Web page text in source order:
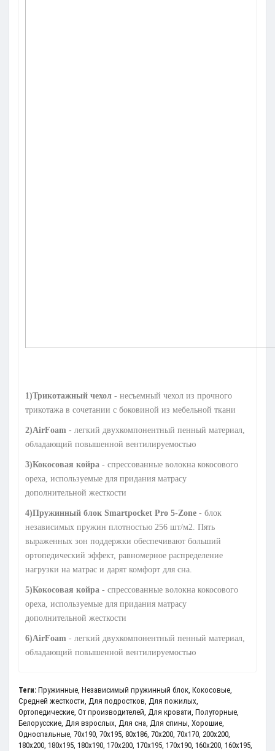
1)Трикотажный чехол - несъемный чехол из прочного
трикотажа в сочетании с боковиной из мебельной ткани
2)AirFoam - легкий двухкомпонентный пенный материал,
обладающий повышенной вентилируемостью
3)Кокосовая койра - спрессованные волокна кокосового
ореха, используемые для придания матрасу
дополнительной жесткости
4)Пружинный блок Smartpocket Pro 5-Zone - блок
независимых пружин плотностью 256 шт/м2. Пять
выраженных зон поддержки обеспечивают больший
ортопедический эффект, равномерное распределение
нагрузки на матрас и дарят комфорт для сна.
5)Кокосовая койра - спрессованные волокна кокосового
ореха, используемые для придания матрасу
дополнительной жесткости
6)AirFoam - легкий двухкомпонентный пенный материал,
обладающий повышенной вентилируемостью
Теги: Пружинные, Независимый пружинный блок, Кокосовые,
Средней жесткости, Для подростков, Для пожилых,
Ортопедические, От производителей, Для кровати, Полуторные,
Белорусские, Для взрослых, Для сна, Для спины, Хорошие,
Односпальные, 70x190, 70x195, 80x186, 70x200, 70х170, 200x200,
180x200, 180x195, 180x190, 170x200, 170x195, 170x190, 160x200, 160x195,